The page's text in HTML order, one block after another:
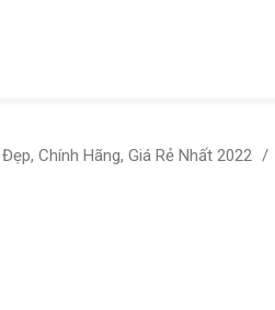
Chính Hãng, Giá Rẻ Nhất 2022